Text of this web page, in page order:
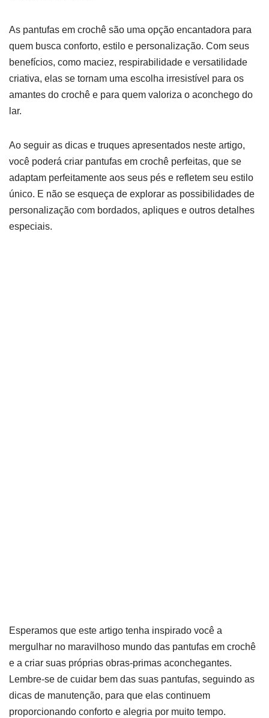
As pantufas em crochê são uma opção encantadora para
quem busca conforto, estilo e personalização. Com seus
benefícios, como maciez, respirabilidade e versatilidade
criativa, elas se tornam uma escolha irresistível para os
amantes do crochê e para quem valoriza o aconchego do
lar.
Ao seguir as dicas e truques apresentados neste artigo,
você poderá criar pantufas em crochê perfeitas, que se
adaptam perfeitamente aos seus pés e refletem seu estilo
único. E não se esqueça de explorar as possibilidades de
personalização com bordados, apliques e outros detalhes
especiais.
Esperamos que este artigo tenha inspirado você a
mergulhar no maravilhoso mundo das pantufas em crochê
e a criar suas próprias obras-primas aconchegantes.
Lembre-se de cuidar bem das suas pantufas, seguindo as
dicas de manutenção, para que elas continuem
proporcionando conforto e alegria por muito tempo.